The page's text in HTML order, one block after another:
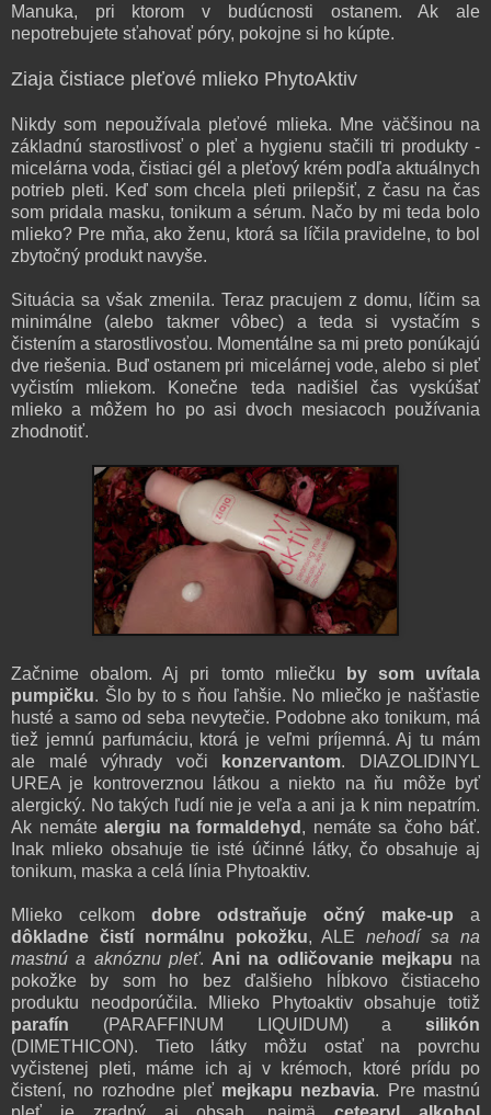
Manuka, pri ktorom v budúcnosti ostanem. Ak ale
nepotrebujete sťahovať póry, pokojne si ho kúpte.
Ziaja čistiace pleťové mlieko PhytoAktiv
Nikdy som nepoužívala pleťové mlieka. Mne väčšinou na
základnú starostlivosť o pleť a hygienu stačili tri produkty -
micelárna voda, čistiaci gél a pleťový krémpod ľa aktuálnych
potrieb pleti. Keď som chcela pleti prilepšiť, z času na čas
som pridala masku, tonikum a sérum. Načo by mi teda bolo
mlieko? Pre mňa, ako ženu, ktorá sa líčila pravidelne, to bol
zbytočný produkt navyše.
Situácia sa však zmenila. Teraz pracujem z domu, líčim sa
minimálne (alebo takmer vôbec)
a teda si vystačím s
čistením a starostlivosťou. Momentálne sa mi preto ponúkajú
dve riešenia. Buďostanem pri micelárnej vode, alebo si pleť
vyčistím mliekom. Konečne teda nadišiel čas vyskúšať
mlieko a môžem ho po asi dvoch mesiacoch používania
zhodnotiť.
Začnime obalom. Aj pri tomto mliečku
by som uvítala
pumpičku. Šlo by to s ňou ľahšie. No mliečko je našťastie
husté a samo od seba nevytečie. Podobne ako tonikum, má
tiež jemnú parfumáciu, ktorá je veľmi príjemná.Aj tu mám
ale malé výhrady voči
konzervantom. D IAZOLIDINYL
UREA je kontroverznou látkou a niekto na ňu môže byť
alergický. Notakých ľudí nie je veľa a ani ja k nim nepatrím.
Ak nemáte alergiu na formaldehyd , nemáte sa čoho báť.
Inak mlieko obsahuje tie isté účinné látky, čo obsahuje aj
tonikum, maska a celá línia Phytoaktiv.
Mlieko celkom dobre odstraňuje očný make-up a
dôkladne čistí normálnu pokožku, ALEnehodí sa na
mastnú a aknóznu pleť. Ani na odličovanie mejkapu na
pokožke by som ho bezďalšieho hĺbkovo čistiaceho
produktu neodporúčila. Mlieko Phytoaktiv obsahuje totiž
parafín (PARAFFINUM LIQUIDUM) a silikón
(DIMETHICON). Tieto látky môžu ostať na povrchu
vyčistenej pleti, máme ich aj v krémoch, ktoré prídu po
čistení, no rozhodnepleť mejkapu nezbavia. Pre mastnú